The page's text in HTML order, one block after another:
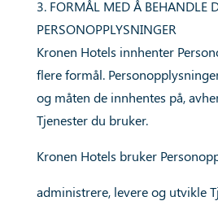
3. FORMÅL MED Å BEHANDLE
PERSONOPPLYSNINGER
Kronen Hotels innhenter
flere formål.
og måten de innhentes på,
Tjenester du bruker.
Kronen Hotels bruker
administrere, levere og utvikle